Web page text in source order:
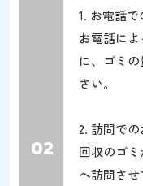
02
1. お電話で
お電話に
に、ゴミ
さい。
2. 訪問での
回収のゴ
へ訪問さ